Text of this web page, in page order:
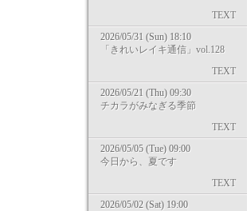
TEXT
2026/05/31 (Sun) 18:10
「きれいレイキ通信」vol.128
TEXT
2026/05/21 (Thu) 09:30
チカラがみなぎる季節
TEXT
2026/05/05 (Tue) 09:00
今日から、夏です
TEXT
2026/05/02 (Sat) 19:00